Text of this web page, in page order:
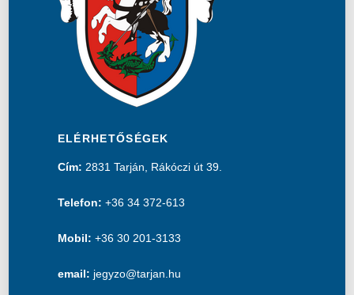
ELÉRHETŐSÉGEK
Cím: 2831 Tarján, Rákóczi út 39.
Telefon: +36 34 372-613
Mobil: +36 30 201-3133
email: jegyzo@tarjan.hu